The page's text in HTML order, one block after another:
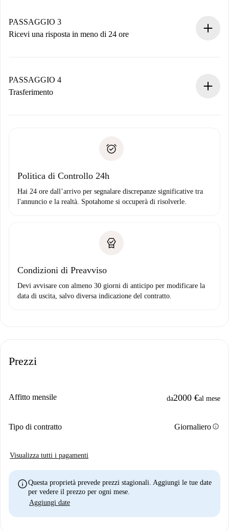
non accetta.
PASSAGGIO 3
Ricevi una risposta in meno di 24 ore
contatto con il proprietario.
Se rifiutata: non ti addebiteremo nulla e ti proporremo
Domiciliazione del pagamento
PASSAGGIO 4
Trasferimento
solo se non segnali problemi.
Politica di Controllo 24h
Hai 24 ore dall’arrivo per segnalare discrepanze significative tra
l'annuncio e la realtà. Spotahome si occuperà di risolverle.
Condizioni di Preavviso
Devi avvisare con almeno 30 giorni di anticipo per modificare la
data di uscita, salvo diversa indicazione del contratto.
Prezzi
Affitto mensile da2000 €al mese
Tipo di contratto Giornalieroinfo
Visualizza tutti i pagamenti
infoQuesta proprietà prevede prezzi stagionali. Aggiungi le tue date
per vedere il prezzo per ogni mese.
Aggiungi date